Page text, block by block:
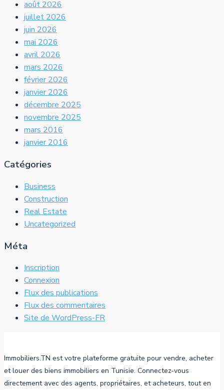
août 2026
juillet 2026
juin 2026
mai 2026
avril 2026
mars 2026
février 2026
janvier 2026
décembre 2025
novembre 2025
mars 2016
janvier 2016
Catégories
Business
Construction
Real Estate
Uncategorized
Méta
Inscription
Connexion
Flux des publications
Flux des commentaires
Site de WordPress-FR
Immobiliers.TN est votre plateforme gratuite pour vendre, acheter
et louer des biens immobiliers en Tunisie. Connectez-vous
directement avec des agents, propriétaires, et acheteurs, tout en